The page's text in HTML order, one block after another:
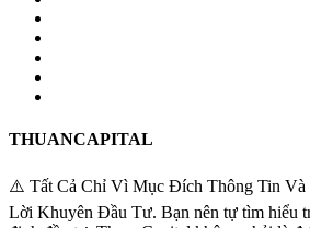
THUANCAPITAL
⚠️ Tất Cả Chỉ Vì Mục Đích Thông Tin
Lời Khuyên Đầu Tư. Bạn nên tự tìm hiểu